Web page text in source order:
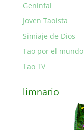
Genínfal
Joven Taoista
Simiaje de Dios
Tao por el mundo
Tao TV
limnario